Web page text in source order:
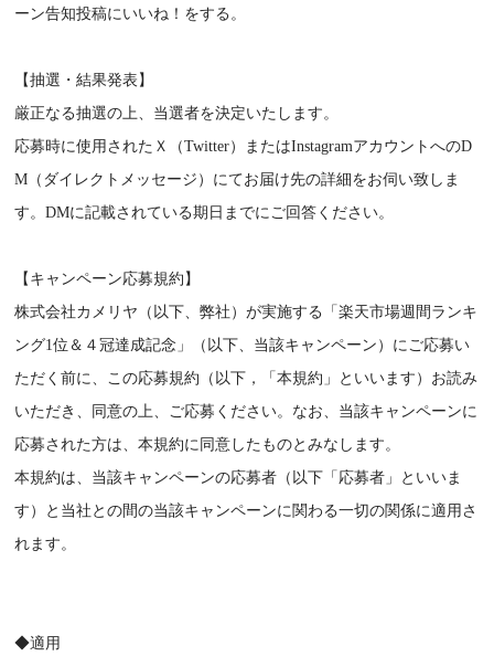
ーン告知投稿にいいね！をする。
【抽選・結果発表】
厳正なる抽選の上、当選者を決定いたします。
応募時に使用されたＸ（Twitter）またはInstagramアカウントへのD
M（ダイレクトメッセージ）にてお届け先の詳細をお伺い致しま
す。DMに記載されている期日までにご回答ください。
【キャンペーン応募規約】
株式会社カメリヤ（以下、弊社）が実施する「楽天市場週間ランキ
ング1位＆４冠達成記念」（以下、当該キャンペーン）にご応募い
ただく前に、この応募規約（以下，「本規約」といいます）お読み
いただき、同意の上、ご応募ください。なお、当該キャンペーンに
応募された方は、本規約に同意したものとみなします。
本規約は、当該キャンペーンの応募者（以下「応募者」といいま
す）と当社との間の当該キャンペーンに関わる一切の関係に適用さ
れます。
◆適用